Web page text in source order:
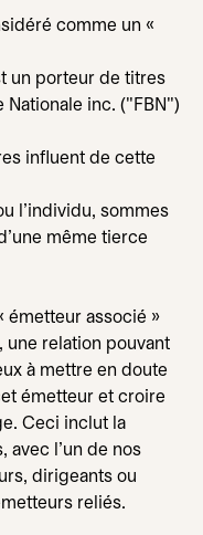
comme un «
un porteur de titres
Nationale inc. ("FBN")
influent de cette
l'individu, sommes
même tierce
émetteur associé »
une relation pouvant
à mettre en doute
émetteur et croire
Ceci inclut la
avec l'un de nos
dirigeants ou
reliés.